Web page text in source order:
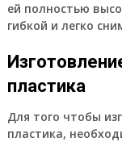
ей полностью
гибкой и легко
пластика
Для того чтобы
пластика,